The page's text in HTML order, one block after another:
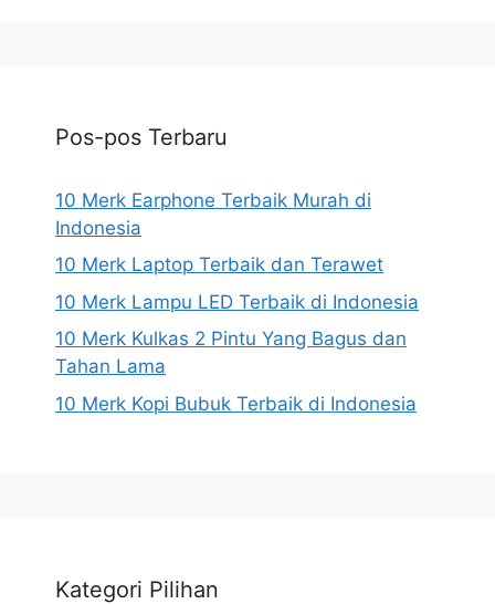
Pos-pos Terbaru
10 Merk Earphone Terbaik Murah di
Indonesia
10 Merk Laptop Terbaik dan Terawet
10 Merk Lampu LED Terbaik di Indonesia
10 Merk Kulkas 2 Pintu Yang Bagus dan
Tahan Lama
10 Merk Kopi Bubuk Terbaik di Indonesia
Kategori Pilihan